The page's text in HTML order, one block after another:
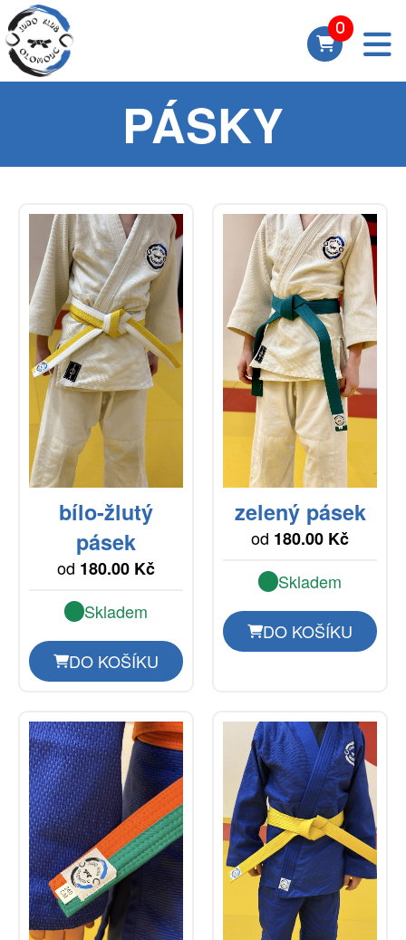
PÁSKY
bílo-žlutý
pásek
od 180.00 Kč
Skladem
DO KOŠÍKU
zelený pásek
od 180.00 Kč
Skladem
DO KOŠÍKU